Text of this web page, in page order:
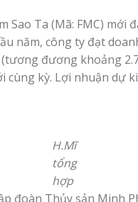
Sao Ta (Mã: FMC) mới
năm, công ty đạt
(tương đương khoảng
cùng kỳ. Lợi nhuận dự
H.Mĩ
tổng
hợp
đoàn Thủy sản Minh